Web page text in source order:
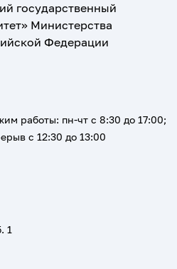
государственный
Министерства
Федерации
1
работы: пн-чт с 8:30 до 17:00;
с 12:30 до 13:00